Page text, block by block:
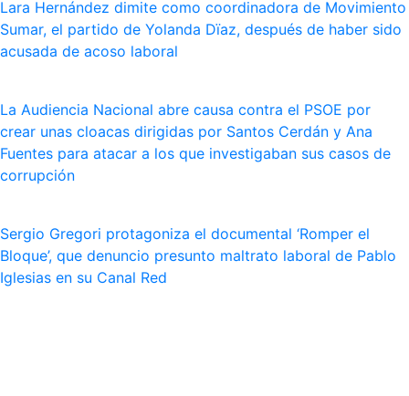
Lara Hernández dimite como coordinadora de Movimiento
Sumar, el partido de Yolanda Dïaz, después de haber sido
acusada de acoso laboral
La Audiencia Nacional abre causa contra el PSOE por
crear unas cloacas dirigidas por Santos Cerdán y Ana
Fuentes para atacar a los que investigaban sus casos de
corrupción
Sergio Gregori protagoniza el documental ‘Romper el
Bloque’, que denuncio presunto maltrato laboral de Pablo
Iglesias en su Canal Red